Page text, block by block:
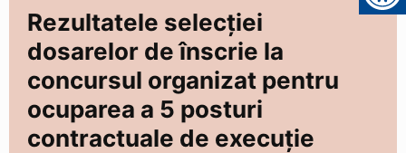
Asistență
Socială
și
Protecția
Copilului
Ialomița
Rezultatele selecției
dosarelor de înscrie la
concursul organizat pentru
ocuparea a 5 posturi
contractuale de execuție